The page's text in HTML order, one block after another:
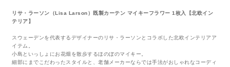
リサ・ラーソン（Lisa Larson）既製カーテン マイキーフラワー 1枚入【北欧イン
テリア】
スウェーデンを代表するデザイナーのリサ・ラーソンとコラボした北欧インテリアア
イテム。
小島といっしょにお花畑を散歩するほのぼのマイキー。
細部にまでこだわったスタイルと、老舗メーカーならでは手法がおしゃれなコーディ